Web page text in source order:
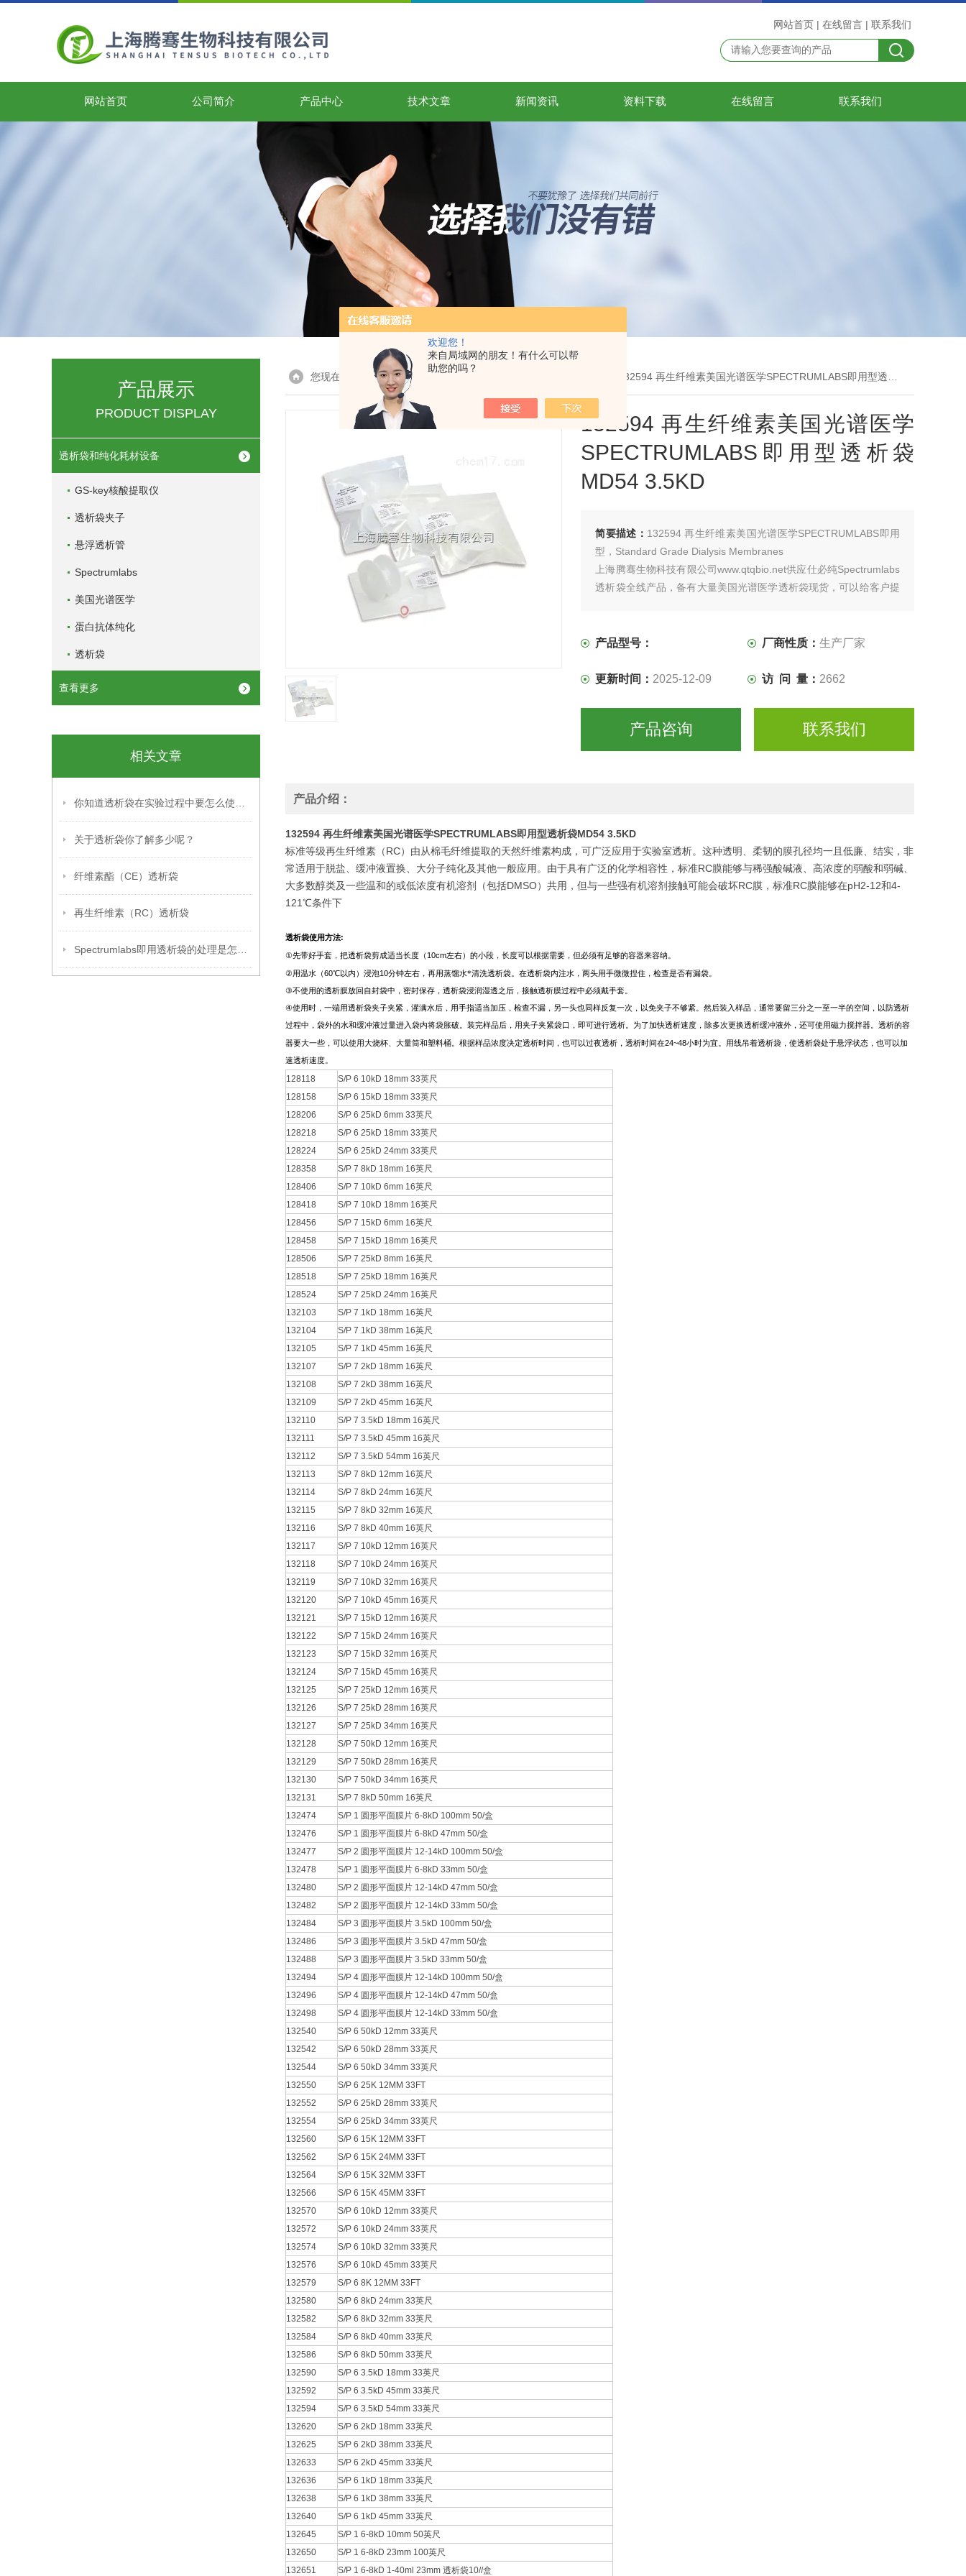
欢迎您！
来自局域网的朋友！有什么可以帮
助您的吗？
网站首页 | 在线留言 | 联系我们
网站首页 公司简介 产品中心 技术文章 新闻资讯 资料下载 在线留言 联系我们
产品展示
PRODUCT DISPLAY
透析袋和纯化耗材设备
GS-key核酸提取仪
透析袋夹子
悬浮透析管
Spectrumlabs
美国光谱医学
蛋白抗体纯化
透析袋
查看更多
相关文章
关于透析袋你了解多少呢？
纤维素酯（CE）透析袋
再生纤维素（RC）透析袋
您现在的位置：首页> 产品展示 > 透析袋和纯化耗材设备 > 132594 再生纤维素美国光谱医学SPECTRUMLABS即用型透析袋MD54 3.5KD
132594 再生纤维素美国光谱医学
SPECTRUMLABS即用型透析袋
MD54 3.5KD
简要描述： 132594 再生纤维素美国光谱医学SPECTRUMLABS即用
型，Standard Grade Dialysis Membranes
上海腾骞生物科技有限公司www.qtqbio.net供应仕必纯Spectrumlabs
透析袋全线产品，备有大量美国光谱医学透析袋现货，可以给客户提
产品型号： 厂商性质：生产厂家
更新时间： 2025-12-09 访 问 量： 2662
产品咨询 联系我们
产品介绍：
132594 再生纤维素美国光谱医学SPECTRUMLABS即用型透析袋MD54 3.5KD
标准等级再生纤维素（RC）由从棉毛纤维提取的天然纤维素构成，可广泛应用于实验室透析。这种透明、柔韧的膜孔径均一且低廉、结实，非
常适用于脱盐、缓冲液置换、大分子纯化及其他一般应用。由于具有广泛的化学相容性，标准RC膜能够与稀强酸碱液、高浓度的弱酸和弱碱、
大多数醇类及一些温和的或低浓度有机溶剂（包括DMSO）共用，但与一些强有机溶剂接触可能会破坏RC膜，标准RC膜能够在pH2-12和4-
121℃条件下
透析袋使用方法:
①先带好手套，把透析袋剪成适当长度（10cm左右）的小段，长度可以根据需要，但必须有足够的容器来容纳。
②用温水（60℃以内）浸泡10分钟左右，再用蒸馏水*清洗透析袋。在透析袋内注水，两头用手微微捏住，检查是否有漏袋。
③不使用的透析膜放回自封袋中，密封保存，透析袋浸润湿透之后，接触透析膜过程中必须戴手套。
④使用时，一端用透析袋夹子夹紧，灌满水后，用手指适当加压，检查不漏，另一头也同样反复一次，以免夹子不够紧。然后装入样品，通常要留三分之一至一半的空间，以防透析
过程中，袋外的水和缓冲液过量进入袋内将袋胀破。装完样品后，用夹子夹紧袋口，即可进行透析。为了加快透析速度，除多次更换透析缓冲液外，还可使用磁力搅拌器。透析的容
器要大一些，可以使用大烧杯、大量筒和塑料桶。根据样品浓度决定透析时间，也可以过夜透析，透析时间在24~48小时为宜。用线吊着透析袋，使透析袋处于悬浮状态，也可以加
速透析速度。
128118
S/P 6 10kD 18mm 33英尺
128158
S/P 6 15kD 18mm 33英尺
128206
S/P 6 25kD 6mm 33英尺
128218
S/P 6 25kD 18mm 33英尺
128224
S/P 6 25kD 24mm 33英尺
128358
S/P 7 8kD 18mm 16英尺
128406
S/P 7 10kD 6mm 16英尺
128418
S/P 7 10kD 18mm 16英尺
128456
S/P 7 15kD 6mm 16英尺
128458
S/P 7 15kD 18mm 16英尺
128506
S/P 7 25kD 8mm 16英尺
128518
S/P 7 25kD 18mm 16英尺
128524
S/P 7 25kD 24mm 16英尺
132103
S/P 7 1kD 18mm 16英尺
132104
S/P 7 1kD 38mm 16英尺
132105
S/P 7 1kD 45mm 16英尺
132107
S/P 7 2kD 18mm 16英尺
132108
S/P 7 2kD 38mm 16英尺
132109
S/P 7 2kD 45mm 16英尺
132110
S/P 7 3.5kD 18mm 16英尺
132111
S/P 7 3.5kD 45mm 16英尺
132112
S/P 7 3.5kD 54mm 16英尺
132113
S/P 7 8kD 12mm 16英尺
132114
S/P 7 8kD 24mm 16英尺
132115
S/P 7 8kD 32mm 16英尺
132116
S/P 7 8kD 40mm 16英尺
132117
S/P 7 10kD 12mm 16英尺
132118
S/P 7 10kD 24mm 16英尺
132119
S/P 7 10kD 32mm 16英尺
132120
S/P 7 10kD 45mm 16英尺
132121
S/P 7 15kD 12mm 16英尺
132122
S/P 7 15kD 24mm 16英尺
132123
S/P 7 15kD 32mm 16英尺
132124
S/P 7 15kD 45mm 16英尺
132125
S/P 7 25kD 12mm 16英尺
132126
S/P 7 25kD 28mm 16英尺
132127
S/P 7 25kD 34mm 16英尺
132128
S/P 7 50kD 12mm 16英尺
132129
S/P 7 50kD 28mm 16英尺
132130
S/P 7 50kD 34mm 16英尺
132131
S/P 7 8kD 50mm 16英尺
132474
S/P 1 圆形平面膜片 6-8kD 100mm 50/盒
132476
S/P 1 圆形平面膜片 6-8kD 47mm 50/盒
132477
S/P 2 圆形平面膜片 12-14kD 100mm 50/盒
132478
S/P 1 圆形平面膜片 6-8kD 33mm 50/盒
132480
S/P 2 圆形平面膜片 12-14kD 47mm 50/盒
132482
S/P 2 圆形平面膜片 12-14kD 33mm 50/盒
132484
S/P 3 圆形平面膜片 3.5kD 100mm 50/盒
132486
S/P 3 圆形平面膜片 3.5kD 47mm 50/盒
132488
S/P 3 圆形平面膜片 3.5kD 33mm 50/盒
132494
S/P 4 圆形平面膜片 12-14kD 100mm 50/盒
132496
S/P 4 圆形平面膜片 12-14kD 47mm 50/盒
132498
S/P 4 圆形平面膜片 12-14kD 33mm 50/盒
132540
S/P 6 50kD 12mm 33英尺
132542
S/P 6 50kD 28mm 33英尺
132544
S/P 6 50kD 34mm 33英尺
132550
S/P 6 25K 12MM 33FT
132552
S/P 6 25kD 28mm 33英尺
132554
S/P 6 25kD 34mm 33英尺
132560
S/P 6 15K 12MM 33FT
132562
S/P 6 15K 24MM 33FT
132564
S/P 6 15K 32MM 33FT
132566
S/P 6 15K 45MM 33FT
132570
S/P 6 10kD 12mm 33英尺
132572
S/P 6 10kD 24mm 33英尺
132574
S/P 6 10kD 32mm 33英尺
132576
S/P 6 10kD 45mm 33英尺
132579
S/P 6 8K 12MM 33FT
132580
S/P 6 8kD 24mm 33英尺
132582
S/P 6 8kD 32mm 33英尺
132584
S/P 6 8kD 40mm 33英尺
132586
S/P 6 8kD 50mm 33英尺
132590
S/P 6 3.5kD 18mm 33英尺
132592
S/P 6 3.5kD 45mm 33英尺
132594
S/P 6 3.5kD 54mm 33英尺
132620
S/P 6 2kD 18mm 33英尺
132625
S/P 6 2kD 38mm 33英尺
132633
S/P 6 2kD 45mm 33英尺
132636
S/P 6 1kD 18mm 33英尺
132638
S/P 6 1kD 38mm 33英尺
132640
S/P 6 1kD 45mm 33英尺
132645
S/P 1 6-8kD 10mm 50英尺
132650
S/P 1 6-8kD 23mm 100英尺
132651
S/P 1 6-8kD 1-40ml 23mm 透析袋10//盒